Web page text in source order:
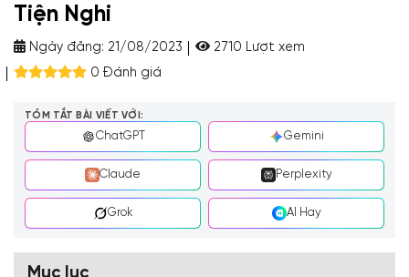
Tiện Nghi
Ngày đăng: 21/08/2023
2710 Lượt xem
0 Đánh giá
TÓM TẮT BÀI VIẾT VỚI:
ChatGPT Gemini
Claude Perplexity
Grok AI Hay
Mục lục